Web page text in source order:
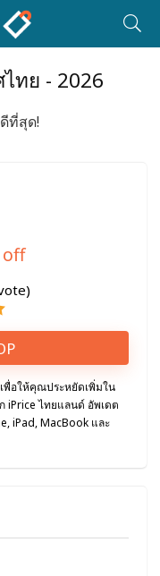
ทย - 2026
ที่สุด!
off
พื่อให้คุณประหยัดเพิ่มใน
iPrice ไทยแลนด์ อัพเดต
iPad, MacBook และ